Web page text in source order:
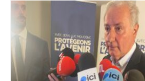
Le bar Le Rouge et Noir va rouvrir à
Toulouse : la fille du patron décédé
retrouve une lettre de son père et
décide de reprendre l’institution –
ladepeche.fr